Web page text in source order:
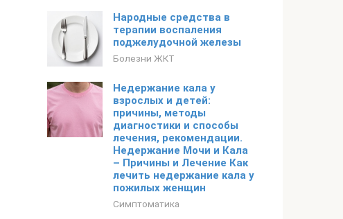
Народные средства в
терапии воспаления
поджелудочной железы
Болезни ЖКТ
Недержание кала у
взрослых и детей:
причины, методы
диагностики и способы
лечения, рекомендации.
Недержание Мочи и Кала
– Причины и Лечение Как
лечить недержание кала у
пожилых женщин
Симптоматика